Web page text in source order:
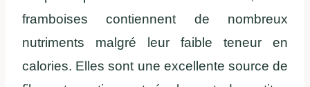
framboises contiennent de nombreux
nutriments malgré leur faible teneur en
calories. Elles sont une excellente source de